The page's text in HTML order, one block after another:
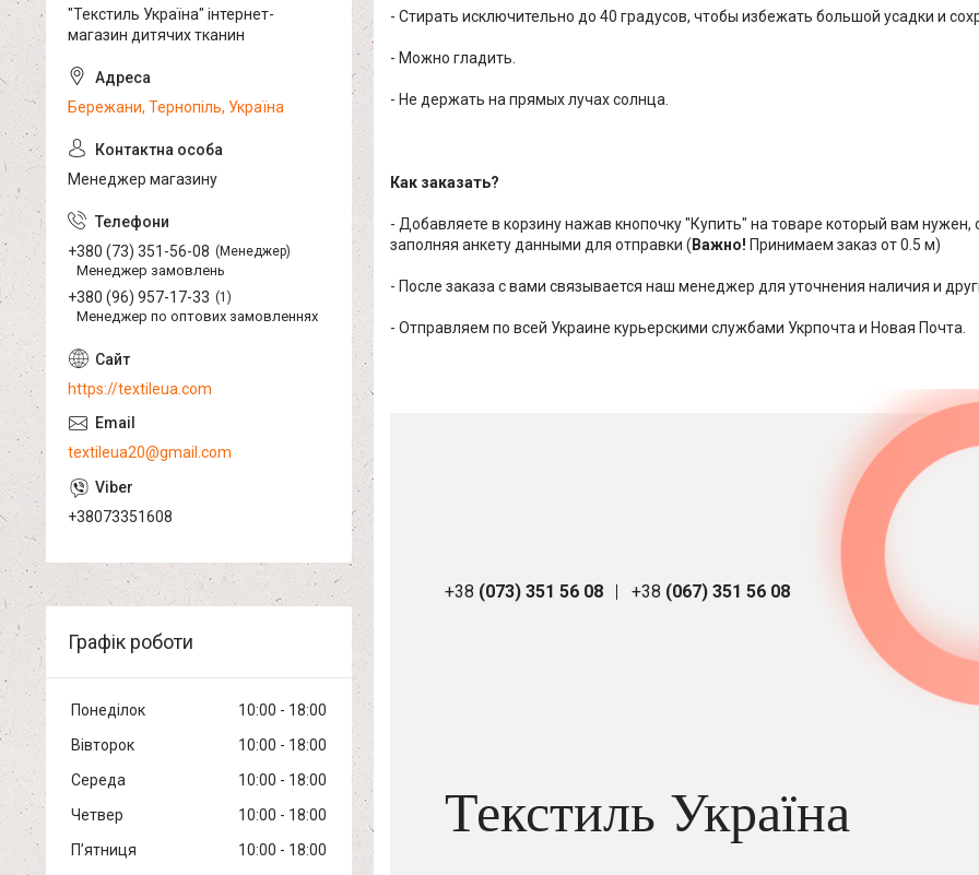
- Стирать исключительно до 40 градусов, чтобы избежать большой усадки и
- Можно гладить.
- Не держать на прямых лучах солнца.
Как заказать?
- Добавляете в корзину нажав кнопочку "Купить" на товаре который вам нужен,
заполняя анкету данными для отправки ( Важно! Принимаем заказ от 0.5 м)
- После заказа с вами связывается наш менеджер для уточнения наличия и
- Отправляем по всей Украине курьерскими службами Укрпочта и Новая Почта.
+38 (073) 351 56 08 +38 (067) 351 56 08
Текстиль Україна
"Текстиль Україна" інтернет-
магазин дитячих тканин
Бережани, Тернопіль, Україна
Менеджер магазину
+380 (73) 351-56-08 Менеджер
Менеджер замовлень
+380 (96) 957-17-33 1
Менеджер по оптових замовленнях
https://textileua.com
textileua20@gmail.com
+38073351608
Графік роботи
Понеділок 10:00
18:00
Вівторок
10:00
18:00
Середа
10:00
18:00
Четвер
10:00
18:00
Пʼятниця
10:00
18:00